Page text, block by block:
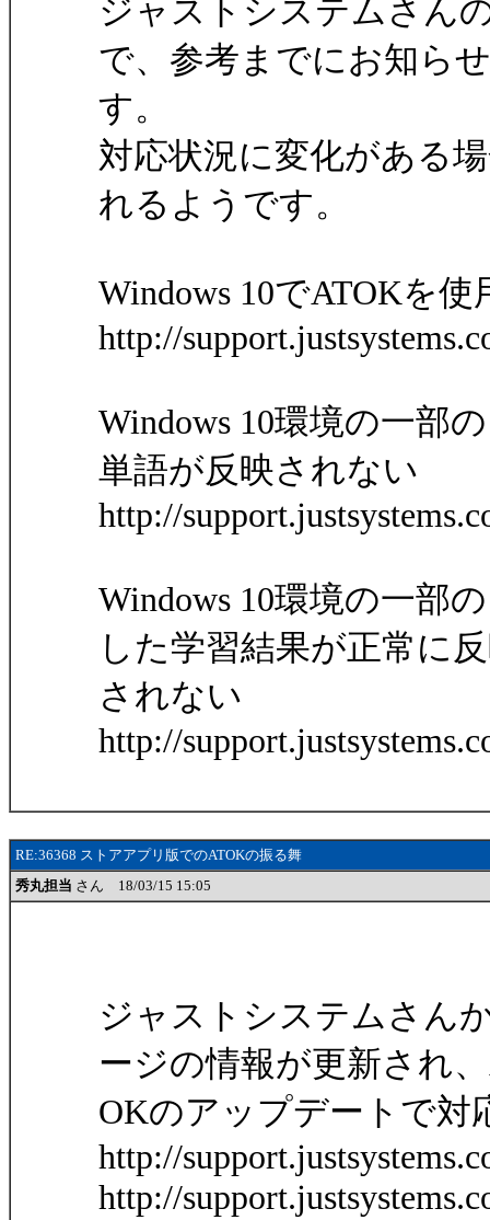
ジャストシステムさん
で、参考までにお知ら
す。
対応状況に変化がある
れるようです。
Windows 10でATOKを
http://
Windows 10環境の一部
単語が反映されない
http://
Windows 10環境の一部
した学習結果が正常に
されない
http://
RE:36368 ストアアプリ版でのATOKの振る舞
秀丸担当 さん 18/03/15 15:05
ジャストシステムさん
ージの情報が更新され
OKのアップデートで対
http://
http://